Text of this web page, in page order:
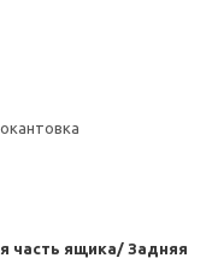
часть ящика/ Задняя